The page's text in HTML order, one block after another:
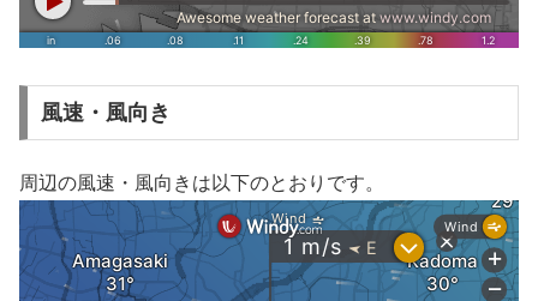
風速・風向き
周辺の風速・風向きは以下のとおりです。